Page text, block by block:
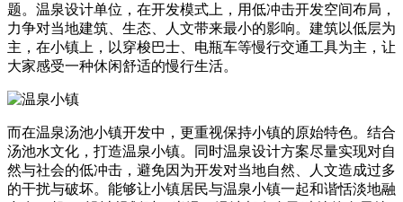
题。温泉设计单位，在开发模式上，用低冲击开发空间布局，
力争对当地建筑、生态、人文带来最小的影响。建筑以低层为
主，在小镇上，以穿梭巴士、电瓶车等慢行交通工具为主，让
大家感受一种休闲舒适的慢行生活。
而在温泉汤池小镇开发中，更重视保持小镇的原始特色。结合
汤池水文化，打造温泉小镇。同时温泉设计方案尽量实现对自
然与社会的低冲击，避免因为开发对当地自然、人文造成过多
的干扰与破坏。能够让小镇居民与温泉小镇一起和谐恬淡地融